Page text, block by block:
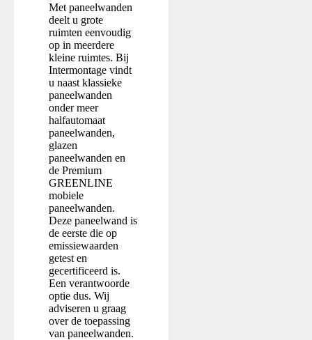
Met paneelwanden
deelt u grote
ruimten eenvoudig
op in meerdere
kleine ruimtes. Bij
Intermontage vindt
u naast klassieke
paneelwanden
onder meer
halfautomaat
paneelwanden,
glazen
paneelwanden en
de Premium
GREENLINE
mobiele
paneelwanden.
Deze paneelwand is
de eerste die op
emissiewaarden
getest en
gecertificeerd is.
Een verantwoorde
optie dus. Wij
adviseren u graag
over de toepassing
van paneelwanden.